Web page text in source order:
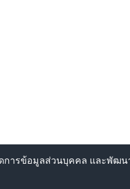
ดการข้อมูลส่วนบุคคล และพัฒ